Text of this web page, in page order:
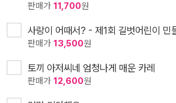
판매가 11,700원
사랑이 어때서? - 제1회 길벗어린이 민
판매가 13,500원
토끼 아저씨네 엄청나게 매운 카레
판매가 12,600원